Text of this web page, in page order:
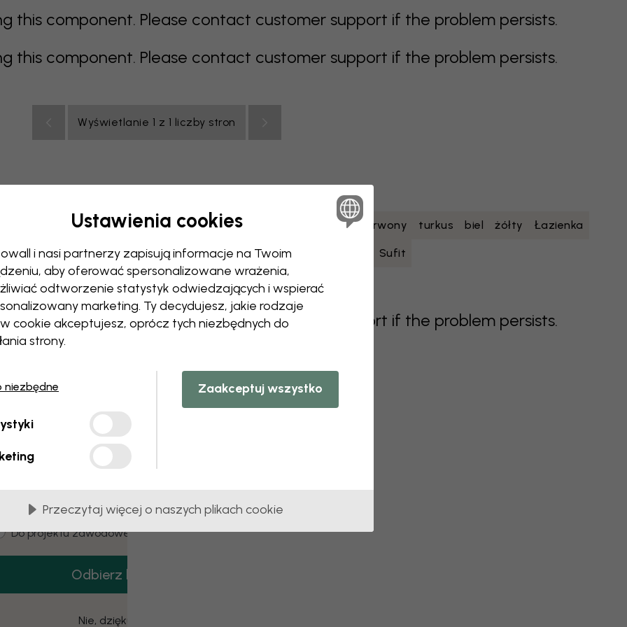
this component. Please contact customer support if the problem persists.
this component. Please contact customer support if the problem persists.
Wyświetlanie 1 z 1 liczby stron
kolorowy pomarańczowy różowy fioletowy czerwony turkus biel żółty Łazienka
Pokój dzienny Pokój niemowlęcy Biuro Pokój nastolatka Sufit
this component. Please contact customer support if the problem persists.
3 darmowych próbek
3 próbek tapet całkowicie za darmo.
type
Dla mnie
Do projektu zawodowego
Odbierz kod
Nie, dziękuję
Ustawienia cookies
i nasi partnerzy zapisują informacje na Twoim
aby oferować spersonalizowane wrażenia,
odtworzenie statystyk odwiedzających i wspierać
marketing. Ty decydujesz, jakie rodzaje
cookie akceptujesz, oprócz tych niezbędnych do
strony.
niezbędne Zaakceptuj wszystko
Przeczytaj więcej o naszych plikach cookie